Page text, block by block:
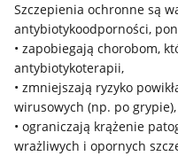
Szczepienia ochronne są
antybiotykoodporności,
• zapobiegają chorobom,
antybiotykoterapii,
• zmniejszają ryzyko
wirusowych (np. po grypie),
• ograniczają krążenie
wrażliwych i opornych